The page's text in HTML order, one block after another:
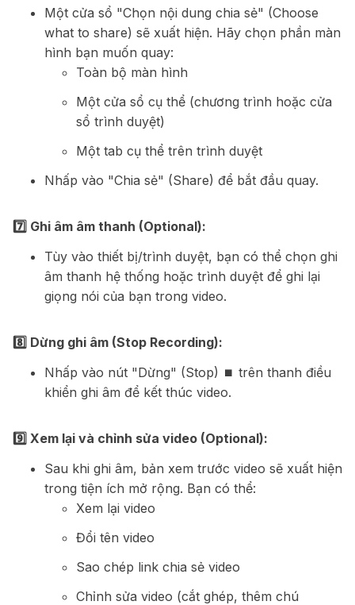
Một cửa sổ "Chọn nội dung chia sẻ" (Choose
what to share) sẽ xuất hiện. Hãy chọn phần màn
hình bạn muốn quay:
Toàn bộ màn hình
Một cửa sổ cụ thể (chương trình hoặc cửa
sổ trình duyệt)
Một tab cụ thể trên trình duyệt
Nhấp vào "Chia sẻ" (Share) để bắt đầu quay.
7️⃣ Ghi âm âm thanh (Optional):
Tùy vào thiết bị/trình duyệt, bạn có thể chọn ghi
âm thanh hệ thống hoặc trình duyệt để ghi lại
giọng nói của bạn trong video.
8️⃣ Dừng ghi âm (Stop Recording):
Nhấp vào nút "Dừng" (Stop) ⏹️ trên thanh điều
khiển ghi âm để kết thúc video.
9️⃣ Xem lại và chỉnh sửa video (Optional):
Sau khi ghi âm, bản xem trước video sẽ xuất hiện
trong tiện ích mở rộng. Bạn có thể:
Xem lại video
Đổi tên video
Sao chép link chia sẻ video
Chỉnh sửa video (cắt ghép, thêm chú